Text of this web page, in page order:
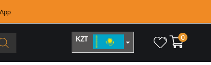
KZT 0